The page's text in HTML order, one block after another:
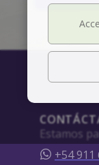
Estamos
+54 911